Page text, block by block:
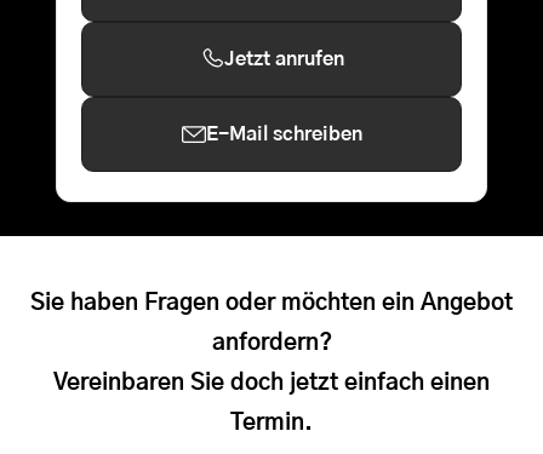
Jetzt anrufen
E-Mail schreiben
Sie haben Fragen oder möchten ein Angebot
anfordern?
Vereinbaren Sie doch jetzt einfach einen
Termin.